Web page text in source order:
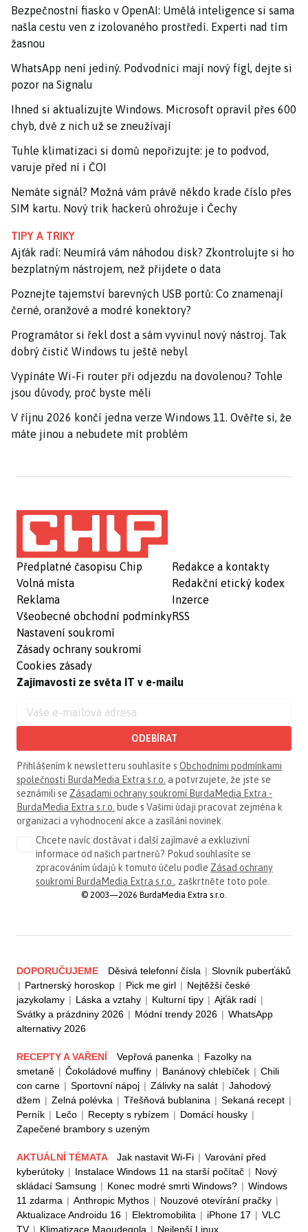
Bezpečnostní fiasko v OpenAI: Umělá inteligence si sama
našla cestu ven z izolovaného prostředí. Experti nad tím
žasnou
WhatsApp není jediný. Podvodníci mají nový fígl, dejte si
pozor na Signalu
Ihned si aktualizujte Windows. Microsoft opravil přes 600
chyb, dvě z nich už se zneužívají
Tuhle klimatizaci si domů nepořizujte: je to podvod,
varuje před ní i ČOI
Nemáte signál? Možná vám právě někdo krade číslo přes
SIM kartu. Nový trik hackerů ohrožuje i Čechy
TIPY A TRIKY
Ajťák radí: Neumírá vám náhodou disk? Zkontrolujte si ho
bezplatným nástrojem, než přijdete o data
Poznejte tajemství barevných USB portů: Co znamenají
černé, oranžové a modré konektory?
Programátor si řekl dost a sám vyvinul nový nástroj. Tak
dobrý čistič Windows tu ještě nebyl
Vypínáte Wi-Fi router při odjezdu na dovolenou? Tohle
jsou důvody, proč byste měli
V říjnu 2026 končí jedna verze Windows 11. Ověřte si, že
máte jinou a nebudete mít problém
Předplatné časopisu Chip
Volná místa
Reklama
Všeobecné obchodní podmínky
Nastavení soukromí
Zásady ochrany soukromí
Cookies zásady
Redakce a kontakty
Redakční etický kodex
Inzerce
RSS
Zajímavosti ze světa IT v e-mailu
ODEBÍRAT
Přihlášením k newsletteru souhlasíte s Obchodními podmínkami
společnosti BurdaMedia Extra s.r.o. a potvrzujete, že jste se
seznámili se Zásadami ochrany soukromí BurdaMedia Extra -
BurdaMedia Extra s.r.o. bude s Vašimi údaji pracovat zejména k
organizaci a vyhodnocení akce a zasílání novinek.
Chcete navíc dostávat i další zajímavé a exkluzivní
informace od našich partnerů? Pokud souhlasíte se
zpracováním údajů k tomuto účelu podle Zásad ochrany
soukromí BurdaMedia Extra s.r.o. , zaškrtněte toto pole.
© 2003—2026 BurdaMedia Extra s.r.o.
DOPORUČUJEME Děsivá telefonní čísla | Slovník puberťáků
| Partnerský horoskop | Pick me girl | Nejtěžší české
jazykolamy | Láska a vztahy | Kulturní tipy | Ajťák radí |
Svátky a prázdniny 2026 | Módní trendy 2026 | WhatsApp
alternativy 2026
RECEPTY A VAŘENÍ Vepřová panenka | Fazolky na
smetaně | Čokoládové muffiny | Banánový chlebíček | Chili
con carne | Sportovní nápoj | Zálivky na salát | Jahodový
džem | Zelná polévka | Třešňová bublanina | Sekaná recept |
Perník | Lečo | Recepty s rybízem | Domácí housky |
Zapečené brambory s uzeným
AKTUÁLNÍ TÉMATA Jak nastavit Wi-Fi | Varování před
kyberútoky | Instalace Windows 11 na starší počítač | Nový
skládací Samsung | Konec modré smrti Windows? | Windows
11 zdarma | Anthropic Mythos | Nouzové otevírání pračky |
Aktualizace Androidu 16 | Elektromobilita | iPhone 17 | VLC
TV | Klimatizace Maoudegola | Nejlepší Linux